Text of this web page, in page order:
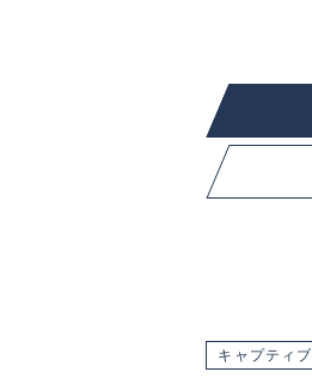
キャプティブ